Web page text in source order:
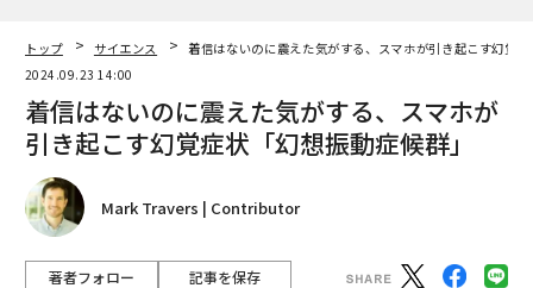
トップ サイエンス
着信はないのに震えた気がする、スマホが引き起こす幻覚
2024.09.23 14:00
着信はないのに震えた気がする、スマホが
引き起こす幻覚症状「幻想振動症候群」
Mark Travers | Contributor
著者フォロー 記事を保存